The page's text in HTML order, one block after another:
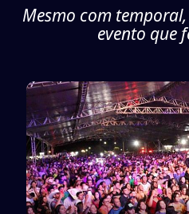
Mesmo com
evento que